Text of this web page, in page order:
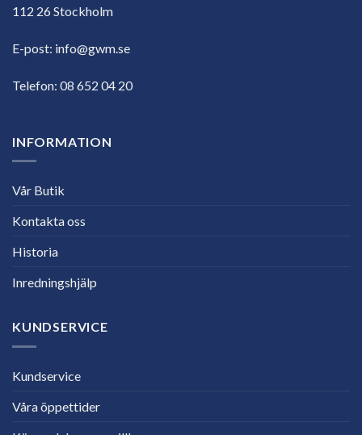
112 26 Stockholm
E-post: info@gwm.se
Telefon: 08 652 04 20
INFORMATION
Vår Butik
Kontakta oss
Historia
Inredningshjälp
KUNDSERVICE
Kundservice
Våra öppettider